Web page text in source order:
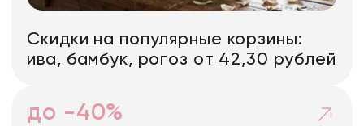
Скидки на популярные корзины:
ива, бамбук, рогоз от 42,30 рублей
до -40%